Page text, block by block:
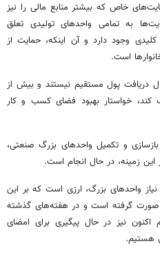
خاص که بیشتر منابع مالی را نیز
به تمامی واحدهای تولیدی تعلق
وجود دارد و آن اینکه، حمایت از
است.
دریافت پول مستقیم نیستند و بیش از
کند، خواستار بهبود فضای کسب و کار
و تکمیل واحدهای بزرگ صنعتی،
زمینه، در حال انجام است.
واحدهای بزرگ، ارزی است که بر این
صورت گرفته است و در هفته‌های گذشته
اکنون نیز در حال پیگیری برای امضای
هستیم.